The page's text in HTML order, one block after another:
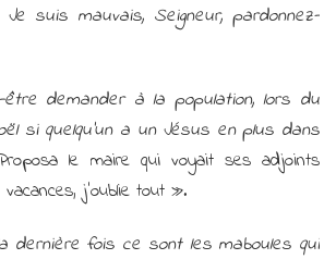
Je suis mauvais, Seigneur, pardonnez-
demander à la population, lors du
si quelqu’un a un Jésus en plus dans
le maire qui voyait ses adjoints
j’oublie tout ».
dernière fois ce sont les maboules qui